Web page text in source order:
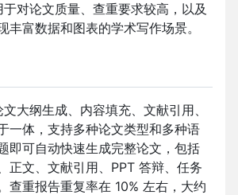
于对论文质量、查重要求较高，以及
丰富数据和图表的学术写作场景。
文大纲生成、内容填充、文献引用、
一体，支持多种论文类型和多种语
即可自动快速生成完整论文，包括
正文、文献引用、PPT 答辩、任务
查重报告重复率在 10% 左右，大约